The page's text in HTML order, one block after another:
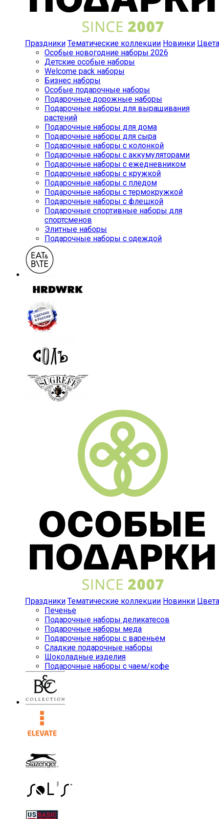
Праздники Тематические коллекции Новинки Цвета
Особые новогодние наборы 2026
Детские особые наборы
Welcome pack наборы
Бизнес наборы
Особые подарочные наборы
Подарочные дорожные наборы
Подарочные наборы для выращивания
растений
Подарочные наборы для дома
Подарочные наборы для сыра
Подарочные наборы с колонкой
Подарочные наборы с аккумуляторами
Подарочные наборы с ежедневником
Подарочные наборы с кружкой
Подарочные наборы с пледом
Подарочные наборы с термокружкой
Подарочные наборы с флешкой
Подарочные спортивные наборы для
спортсменов
Элитные наборы
Подарочные наборы с одеждой
Праздники Тематические коллекции Новинки Цвета
Печенье
Подарочные наборы деликатесов
Подарочные наборы меда
Подарочные наборы с вареньем
Сладкие подарочные наборы
Шоколадные изделия
Подарочные наборы с чаем/кофе